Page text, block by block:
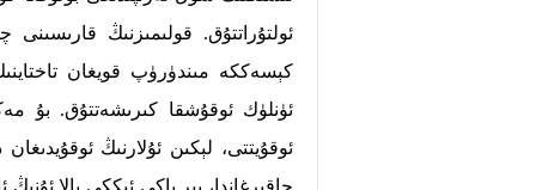
ئولتۇراتتۇق. قولىمىزنىڭ قارىسىنى
كېسەككە مىندۈرۈپ قويغان
ئۈنلۈك ئوقۇشقا كىرىشەتتۇق. بۇ
ئوقۇيتتى، لېكىن ئۇلارنىڭ
چاقىرغاندا، بىر ياكى ئىككى بالا ئۇنىڭ